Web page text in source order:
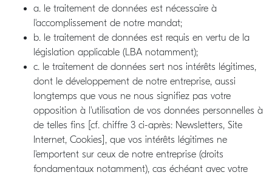
a. le traitement de données est nécessaire à
l'accomplissement de notre mandat;
b. le traitement de données est requis en vertu de la
législation applicable (LBA notamment);
c. le traitement de données sert nos intérêts légitimes,
dont le développement de notre entreprise, aussi
longtemps que vous ne nous signifiez pas votre
opposition à l'utilisation de vos données personnelles à
de telles fins [cf. chiffre 3 ci-après: Newsletters, Site
Internet, Cookies], que vos intérêts légitimes ne
l'emportent sur ceux de notre entreprise (droits
fondamentaux notamment), cas échéant avec votre